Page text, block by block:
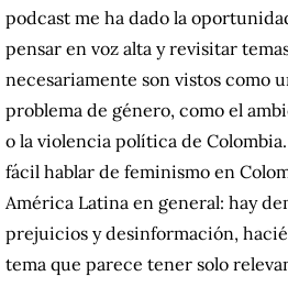
podcast me ha dado la
pensar en voz alta y revisitar
necesariamente son vistos como
problema de género, como el
o la violencia política de
fácil hablar de feminismo en
América Latina en general: hay
prejuicios y desinformación,
tema que parece tener solo